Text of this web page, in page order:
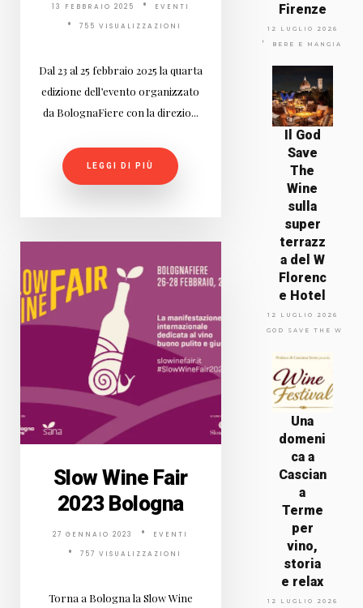
13 FEBBRAIO 2025 EVENTI
755 VISUALIZZAZIONI
Dal 23 al 25 febbraio 2025 la quarta
edizione dell’evento organizzato
da BolognaFiere con la direzio...
LEGGI DI PIÙ
Slow Wine Fair
2023 Bologna
27 GENNAIO 2023 EVENTI
757 VISUALIZZAZIONI
Torna a Bologna la Slow Wine
Firenze
12 LUGLIO 2026
BERE E MANGIARE
Il God
Save
The
Wine
sulla
super
terrazz
a del W
Florenc
e Hotel
12 LUGLIO 2026
GOD SAVE THE WINE
Una
domeni
ca a
Cascian
a
Terme
per
vino,
storia
e relax
12 LUGLIO 2026